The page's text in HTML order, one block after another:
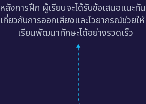
หลังการฝึก ผู้เรียนจะได้รับข้อเสนอแนะทั
เกี่ยวกับการออกเสียงและไวยากรณ์ช่วยใ
เรียนพัฒนาทักษะได้อย่างรวดเร็ว